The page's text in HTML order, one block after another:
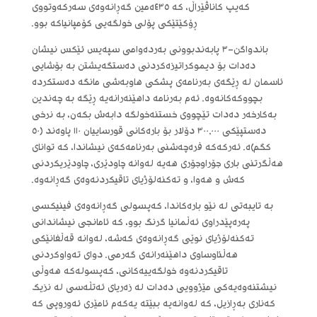
کەیپ کاناڤێراڵ، کە ٤٣٥ەمین گەڕانەوەی سەرکەوتووی
ڕۆکێتێکی پۆلی خولگەیی کۆمپانیاکە بوو.
باندواگن-٣ پابەندبوونی بەردەوامی سپەیس ئێکس نیشان
دەدات بۆ دیموکراتیزەکردنی دەستگەیشتن بە بۆشایی
ئاسمان لە ڕێگەی بەرنامەی پشکی هاوبەشی مانگە دەستکردە
بچووکەکانەوە. ئەم بەرنامە داهێنەرانەیە ڕێگە بە چەندین
بەکارخەر دەدات تێچووی خستنەخولگە دابەش بکەن، بە نرخی
دەستپێکی ٣٠٠,٠٠٠ دۆلار بۆ بارەکانی قورساییان ١١٠ پاوەند (٥٠
کگم)ە. ئەرکەکە فرەچەشنی بەرنامەکەی نیشاندا، کە توانای
هەڵگرتنی باری جۆراوجۆری هەیە لەوانە چاودێری، چاودێریکردنی
کەش و هەوا، و تەکنەلۆژیای تاقیکردنەوەی گەڕانەوە.
بە تایبەتی لە نێو بارەکاندا، کەپسولی گەڕانەوەی فینیکسی
پەرەپێدراوی ئەڵمانیا گرنگ بوو، کە ئامانجی نیشاندانی
تەکنەلۆژیای نوێی گەڕانەوەی کەشە، لەوانە قەڵغانێکی
هەڵئاوساوی داهێنەرانەی گەرمی. دوای تەواوکردنی
تاقیکردنەوە خولگەییەکانی، کەپسولەکە هەوڵی
نیشتنەوەیەکی مێژوویی دەدات لە زەریای ئەتڵەسی لە نزیک
کەناری بەڕازیل، کە لەوانەیە ببێتە یەکەم ئامێری ئەوروپی کە